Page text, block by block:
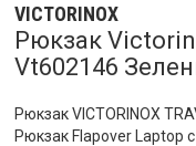
VICTORINOX
Рюкзак
Vt602146
Рюкзак VICTORINOX
Рюкзак Flapover Laptop